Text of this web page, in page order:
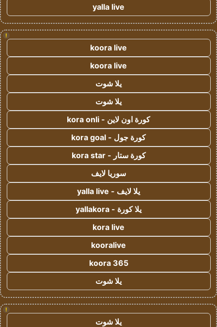
yalla live
!
koora live
koora live
يلا شوت
يلا شوت
كورة اون لاين - kora onli
كورة جول - kora goal
كورة ستار - kora star
سوريا لايف
يلا لايف - yalla live
يلا كورة - yallakora
kora live
kooralive
koora 365
يلا شوت
!
يلا شوت